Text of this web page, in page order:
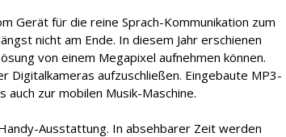
Gerät für die reine Sprach-Kommunikation zum
nicht am Ende. In diesem Jahr erschienen
von einem Megapixel aufnehmen können.
Digitalkameras aufzuschließen. Eingebaute MP3-
auch zur mobilen Musik-Maschine.
Ausstattung. In absehbarer Zeit werden